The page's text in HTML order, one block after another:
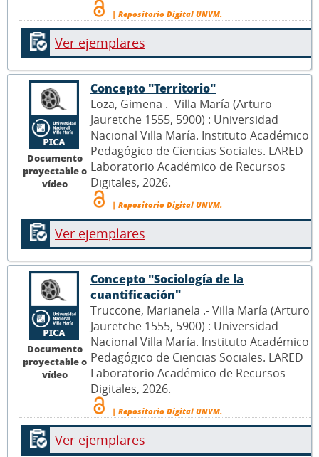
| Repositorio Digital UNVM.
Ver ejemplares
Documento
proyectable o
vídeo
Concepto "Territorio"
Loza, Gimena .- Villa María (Arturo
Jauretche 1555, 5900) : Universidad
Nacional Villa María. Instituto Académico
Pedagógico de Ciencias Sociales. LARED
Laboratorio Académico de Recursos
Digitales, 2026.
| Repositorio Digital UNVM.
Ver ejemplares
Documento
proyectable o
vídeo
Concepto "Sociología de la
cuantificación"
Truccone, Marianela .- Villa María (Arturo
Jauretche 1555, 5900) : Universidad
Nacional Villa María. Instituto Académico
Pedagógico de Ciencias Sociales. LARED
Laboratorio Académico de Recursos
Digitales, 2026.
| Repositorio Digital UNVM.
Ver ejemplares